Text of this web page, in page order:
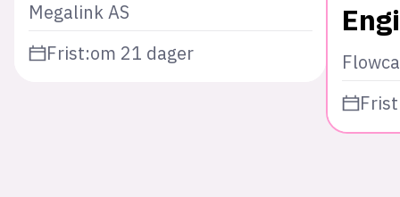
Megalink AS
Frist:om 21 dager